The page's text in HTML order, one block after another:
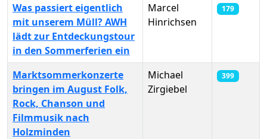
Was passiert eigentlich
mit unserem Müll? AWH
lädt zur Entdeckungstour
in den Sommerferien ein
Marcel
Hinrichsen
179
Marktsommerkonzerte
bringen im August Folk,
Rock, Chanson und
Filmmusik nach
Holzminden
Michael
Zirgiebel
399